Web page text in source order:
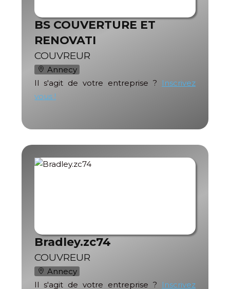
BS COUVERTURE ET
RENOVATI
COUVREUR
Annecy
Il s'agit de votre entreprise ?
Inscrivez
vous !
Bradley.zc74
COUVREUR
Annecy
Il s'agit de votre entreprise ?
Inscrivez